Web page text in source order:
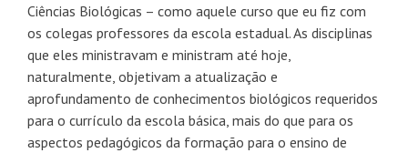
Ciências Biológicas – como aquele curso que eu fiz com
os colegas professores da escola estadual. As disciplinas
que eles ministravam e ministram até hoje,
naturalmente, objetivam a atualização e
aprofundamento de conhecimentos biológicos requeridos
para o currículo da escola básica, mais do que para os
aspectos pedagógicos da formação para o ensino de